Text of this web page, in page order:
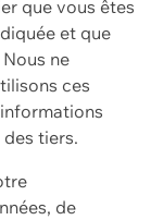
que vous êtes
et que
ne
ces
tiers.
de